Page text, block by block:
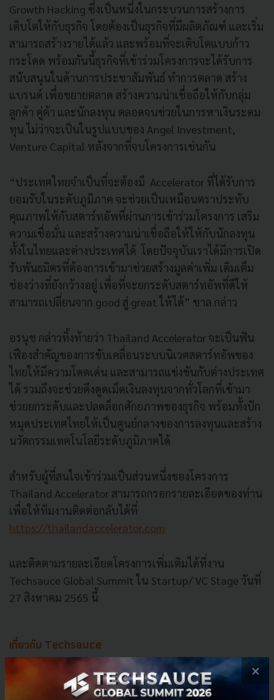
Growth Hacking ซึ่งเป็นหนึ่งในกระบวนการสร้างการ
เติบโตให้กับธุรกิจ โดยต้องเป็นธุรกิจที่มีผลิตภัณฑ์ และเริ่ม
สามารถสร้างรายได้แล้ว และพร้อมที่จะเติบโตแบบก้าว
กระโดด พร้อมกันนี้ธุรกิจที่เข้าร่วมโครงการจะได้รับการ
สนับสนุนในด้านการประชาสัมพันธ์ ทำการตลาด สร้าง
แบรนด์ เพื่อขยายตลาด สร้างความน่าเชื่อถือให้กับกลุ่ม
ลูกค้า คู่ค้า และนักลงทุน ตลอดจนช่วยในการหาเงินระดม
ทุน ไม่ว่าจะเป็นในรูปแบบของ Angel Investment,
Venture Capital หลังจากที่จบโครงการเช่นกัน
“ประเทศไทยจำเป็นที่จะต้องมี Accelerator ที่ได้รับการ
ยอมรับในระดับภูมิภาค จะช่วยเป็นเหมือนตราประทับ
คุณภาพให้กับสตาร์ทอัพที่ผ่านการเข้าร่วมโครงการ เสริม
ความเชื่อมั่น และสร้างความน่าเชื่อถือให้ให้กับนักลงทุน
ทั้งในไทยและต่างประเทศได้ โดยปัจจุบันเราได้มีการเปิด
รับพันธมิตรที่ต้องการเข้ามาช่วยสร้างมูลค่าเพิ่ม เติมเต็ม
ช่องว่างที่ยังกว้างอยู่ เพื่อที่จะยกระดับสตาร์ทอัพที่ดีให้
สามารถเปลี่ยนจาก good สู่ great ให้ได้” ชาล กล่าว
อรนุช กล่าวทิ้งท้ายว่า Thailand Accelerator จะเป็นฟัน
เฟืองสำคัญของการขับเคลื่อนระบบนิเวศสตาร์ทอัพของ
ไทยให้มีความโดดเด่น และสามารถแข่งขันกับต่างประเทศ
ได้ รวมถึงจะช่วยดึงดูดเม็ดเงินลงทุนจากทั่วโลกที่เข้ามา
ช่วยยกระดับและปลดล็อกศักยภาพของธุรกิจ พร้อมทั้งปัก
หมุดประเทศไทยให้เป็นศูนย์กลางของการลงทุนและสร้าง
นวัตกรรมเทคโนโลยีระดับภูมิภาคได้
สำหรับผู้ที่สนใจเข้าร่วมเป็นส่วนหนึ่งของโครงการ
Thailand Accelerator สามารถกรอกรายละเอียดของท่าน
เพื่อให้ทีมงานติดต่อกลับได้ที่
https://thailandaccelerator.com
และติดตามรายละเอียดโครงการเพิ่มเติมได้ที่งาน
Techsauce Global Summit ใน Startup/ VC Stage วันที่
27 สิงหาคม 2565 นี้
เกี่ยวกับ Techsauce
บริษัท เทคซอส มีเดีย จํากัดเป็นบริษัทที่ดําเนินธุรกิจใน
อุตสาหกรรมข่าวสารด้านธุรกิจ เทคโนโลยี และสตาร์ตอัป
×